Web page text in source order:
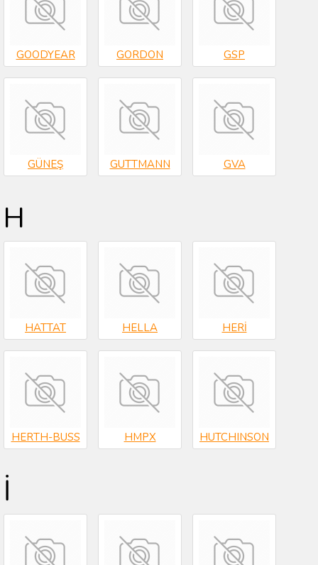
GOODYEAR GORDON GSP
GÜNEŞ GUTTMANN GVA
H
HATTAT HELLA HERİ
HERTH-BUSS HMPX HUTCHINSON
İ